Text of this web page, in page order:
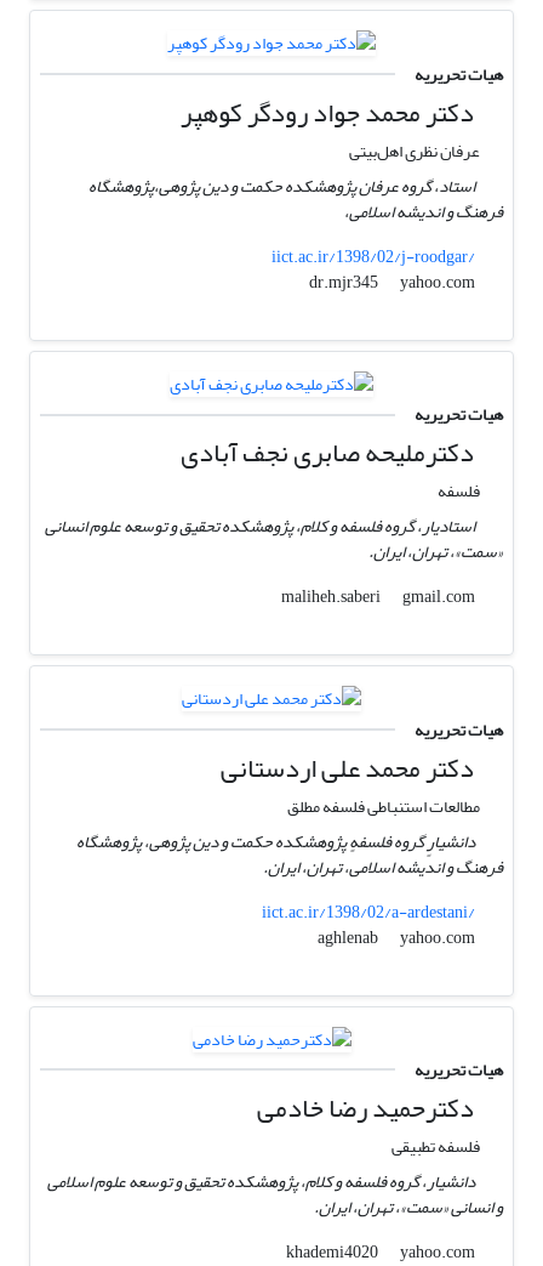
هیات تحریریه
دکتر محمد جواد رودگر کوهپر
عرفان نظری اهل‌بیتی
استاد، گروه عرفان پژوهشکده حکمت و دین پژوهی،پژوهشگاه
فرهنگ و اندیشه اسلامی،
iict.ac.ir/1398/02/j-roodgar/
dr.mjr345
yahoo.com
هیات تحریریه
دکترملیحه صابری نجف آبادی
فلسفه
استادیار، گروه فلسفه و کلام، پژوهشکده تحقیق و توسعه علوم انسانی
«سمت»، تهران، ایران.
maliheh.saberi
gmail.com
هیات تحریریه
دکتر محمد علی اردستانی
مطالعات استنباطی فلسفه مطلق
دانشیارٍ گروه فلسفهٍ پژوهشکده حکمت و دین پژوهی، پژوهشگاه
فرهنگ و اندیشه اسلامی، تهران، ایران.
iict.ac.ir/1398/02/a-ardestani/
aghlenab
yahoo.com
هیات تحریریه
دکترحمید رضا خادمی
فلسفه تطبیقی
دانشیار، گروه فلسفه و کلام، پژوهشکده تحقیق و توسعه علوم اسلامی
و انسانی «سمت»، تهران، ایران.
khademi4020
yahoo.com